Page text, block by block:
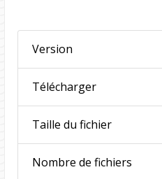
Version
Télécharger
Taille du fichier
Nombre de fichiers